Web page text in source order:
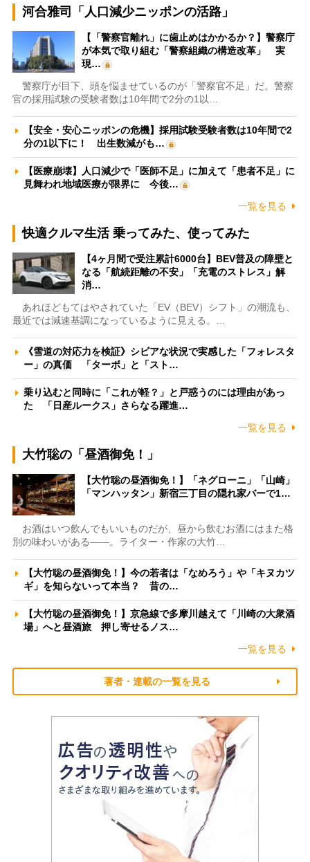
河合雅司「人口減少ニッポンの活路」
【「警察官離れ」に歯止めはかかるか？】警察庁
が本気で取り組む「警察組織の構造改革」 実
現…
警察庁が目下、頭を悩ませているのが「警察官不足」だ。警察
官の採用試験の受験者数は10年間で2分の1以…
【安全・安心ニッポンの危機】採用試験受験者数は10年間で2
分の1以下に！ 出生数減がも…
【医療崩壊】人口減少で「医師不足」に加えて「患者不足」に
見舞われ地域医療が限界に 今後…
一覧を見る
快適クルマ生活 乗ってみた、使ってみた
【4ヶ月間で受注累計6000台】BEV普及の障壁と
なる「航続距離の不安」「充電のストレス」解
消…
あれほどもてはやされていた「EV（BEV）シフト」の潮流も、
最近では減速基調になっているように見える。…
《雪道の対応力を検証》シビアな状況で実感した「フォレスタ
ー」の真価 「ターボ」と「スト…
乗り込むと同時に「これが軽？」と戸惑うのには理由があっ
た 「日産ルークス」さらなる躍進…
一覧を見る
大竹聡の「昼酒御免！」
【大竹聡の昼酒御免！】「ネグローニ」「山崎」
「マンハッタン」新宿三丁目の隠れ家バーで1…
お酒はいつ飲んでもいいものだが、昼から飲むお酒にはまた格
別の味わいがある――。ライター・作家の大竹…
【大竹聡の昼酒御免！】今の若者は「なめろう」や「キヌカツ
ギ」を知らないって本当？ 昔の…
【大竹聡の昼酒御免！】京急線で多摩川越えて「川崎の大衆酒
場」へと昼酒旅 押し寄せるノス…
一覧を見る
著者・連載の一覧を見る